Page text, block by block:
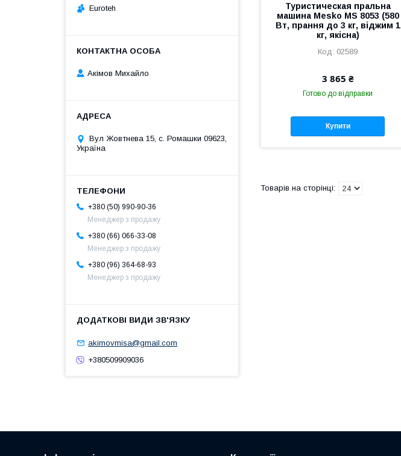
Туристическая пральна
машина Mesko MS 8053 (580
Вт, прання до 3 кг, віджим 1
кг, якісна)
02589
3 865 ₴
Готово до відправки
Купити
Euroteh
Акімов Михайло
Вул Жовтнева 15, с. Ромашки 09623,
Україна
+380 (50) 990-90-36
Менеджер з продажу
+380 (66) 066-33-08
Менеджер з продажу
+380 (96) 364-68-93
Менеджер з продажу
akimovmisa@gmail.com
+380509909036